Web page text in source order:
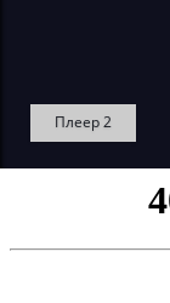
Плеер 2